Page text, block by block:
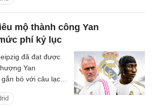
mộ thành công Yan
phí kỷ lục
đã đạt được
Yan
bó với câu lạc